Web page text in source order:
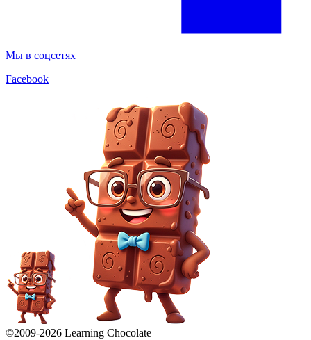
Мы в соцсетях
Facebook
©2009-2026 Learning Chocolate